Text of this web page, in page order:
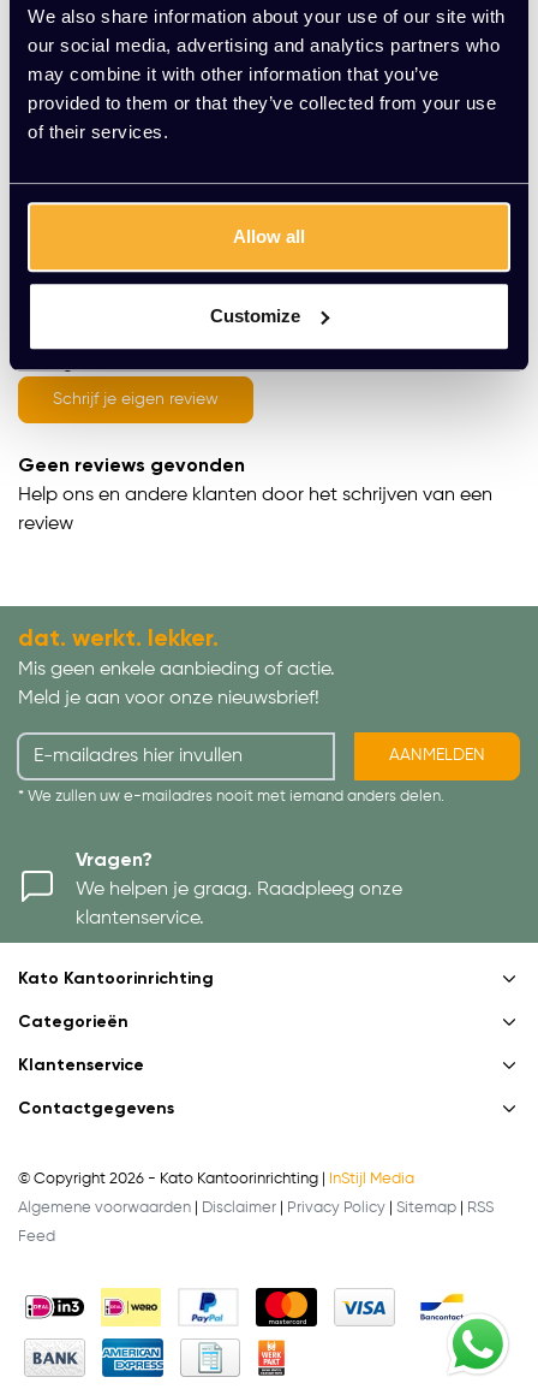
We also share information about your use of our site with
our social media, advertising and analytics partners who
may combine it with other information that you’ve
provided to them or that they’ve collected from your use
of their services.
Allow all
Customize
Vraag jouw persoonlijke aanbieding aan
Gratis montage
Vrijblijvende offerte
Wat onze klanten zeggen
Schrijf je eigen review
Geen reviews gevonden
Help ons en andere klanten door het schrijven van een
review
dat. werkt. lekker.
Mis geen enkele aanbieding of actie.
Meld je aan voor onze nieuwsbrief!
AANMELDEN
* We zullen uw e-mailadres nooit met iemand anders delen.
Vragen?
We helpen je graag. Raadpleeg onze
klantenservice.
Kato Kantoorinrichting
Categorieën
Klantenservice
Contactgegevens
© Copyright 2026 - Kato Kantoorinrichting |
InStijl Media
Algemene voorwaarden
Disclaimer Privacy Policy Sitemap
RSS
Feed